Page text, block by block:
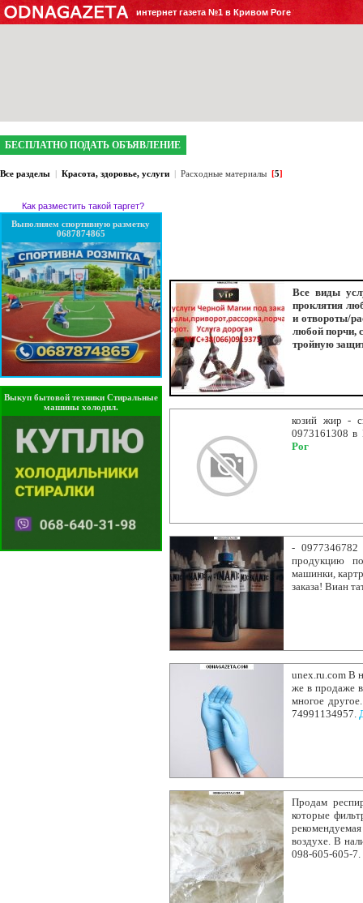
интернет газета №1 в Кривом Роге
БЕСПЛАТНО ПОДАТЬ ОБЪЯВЛЕНИЕ
Все разделы | Красота, здоровье, услуги | Расходные материалы [5]
Как разместить такой таргет?
Выполняем спортивную разметку
0687874865
Выкуп бытовой техники Стиральные
машины холодил.
Все виды
проклятия
и отвороты/
любой порчи,
тройную
козий жир -
0973161308 в
Рог
-
продукцию
машинки,
заказа! Виан
unex.ru.com В
же в продаже
многое
74991134957.
Продам
которые
воздухе. В
098-605-605-7.